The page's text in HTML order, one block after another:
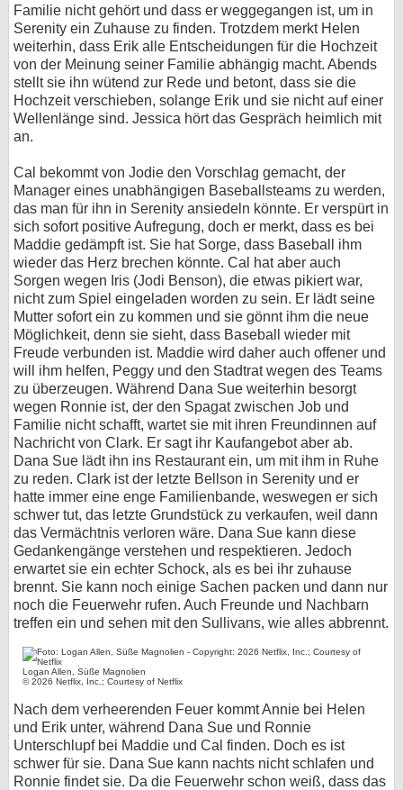
Familie nicht gehört und dass er weggegangen ist, um in
Serenity ein Zuhause zu finden. Trotzdem merkt Helen
weiterhin, dass Erik alle Entscheidungen für die Hochzeit
von der Meinung seiner Familie abhängig macht. Abends
stellt sie ihn wütend zur Rede und betont, dass sie die
Hochzeit verschieben, solange Erik und sie nicht auf einer
Wellenlänge sind. Jessica hört das Gespräch heimlich mit
an.
Cal bekommt von Jodie den Vorschlag gemacht, der
Manager eines unabhängigen Baseballsteams zu werden,
das man für ihn in Serenity ansiedeln könnte. Er verspürt in
sich sofort positive Aufregung, doch er merkt, dass es bei
Maddie gedämpft ist. Sie hat Sorge, dass Baseball ihm
wieder das Herz brechen könnte. Cal hat aber auch
Sorgen wegen Iris (Jodi Benson), die etwas pikiert war,
nicht zum Spiel eingeladen worden zu sein. Er lädt seine
Mutter sofort ein zu kommen und sie gönnt ihm die neue
Möglichkeit, denn sie sieht, dass Baseball wieder mit
Freude verbunden ist. Maddie wird daher auch offener und
will ihm helfen, Peggy und den Stadtrat wegen des Teams
zu überzeugen. Während Dana Sue weiterhin besorgt
wegen Ronnie ist, der den Spagat zwischen Job und
Familie nicht schafft, wartet sie mit ihren Freundinnen auf
Nachricht von Clark. Er sagt ihr Kaufangebot aber ab.
Dana Sue lädt ihn ins Restaurant ein, um mit ihm in Ruhe
zu reden. Clark ist der letzte Bellson in Serenity und er
hatte immer eine enge Familienbande, weswegen er sich
schwer tut, das letzte Grundstück zu verkaufen, weil dann
das Vermächtnis verloren wäre. Dana Sue kann diese
Gedankengänge verstehen und respektieren. Jedoch
erwartet sie ein echter Schock, als es bei ihr zuhause
brennt. Sie kann noch einige Sachen packen und dann nur
noch die Feuerwehr rufen. Auch Freunde und Nachbarn
treffen ein und sehen mit den Sullivans, wie alles abbrennt.
Logan Allen, Süße Magnolien
© 2026 Netflix, Inc.; Courtesy of Netflix
Nach dem verheerenden Feuer kommt Annie bei Helen
und Erik unter, während Dana Sue und Ronnie
Unterschlupf bei Maddie und Cal finden. Doch es ist
schwer für sie. Dana Sue kann nachts nicht schlafen und
Ronnie findet sie. Da die Feuerwehr schon weiß, dass das